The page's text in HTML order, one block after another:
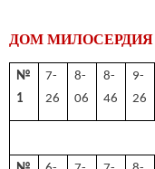
ДОМ МИЛОСЕРДИЯ
№
1
7-
26
8-
06
8-
46
9-
26